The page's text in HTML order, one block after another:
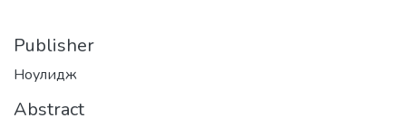
Publisher
Ноулидж
Abstract